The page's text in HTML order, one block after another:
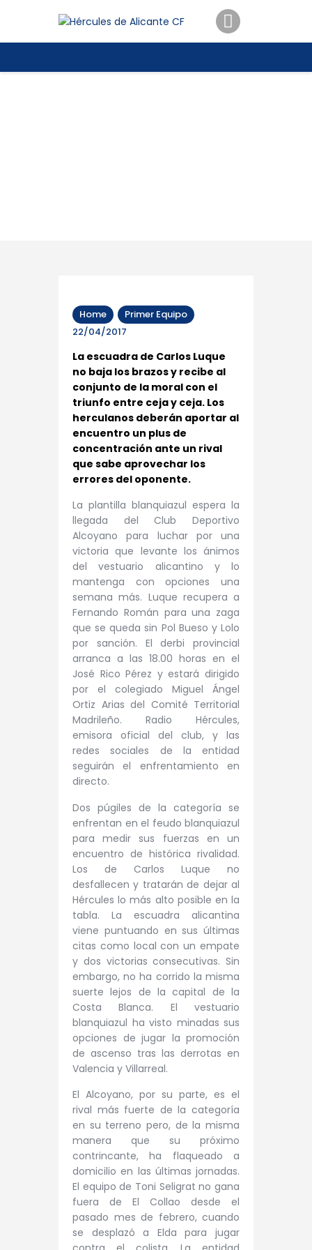
ENTRADAS
TIENDA
Home
Primer Equipo
22/04/2017
La escuadra de Carlos Luque
no baja los brazos y recibe al
conjunto de la moral con el
triunfo entre ceja y ceja. Los
herculanos deberán aportar al
encuentro un plus de
concentración ante un rival
que sabe aprovechar los
errores del oponente.
La plantilla blanquiazul espera la
llegada del Club Deportivo
Alcoyano para luchar por una
victoria que levante los ánimos
del vestuario alicantino y lo
mantenga con opciones una
semana más. Luque recupera a
Fernando Román para una zaga
que se queda sin Pol Bueso y Lolo
por sanción. El derbi provincial
arranca a las 18.00 horas en el
José Rico Pérez y estará dirigido
por el colegiado Miguel Ángel
Ortiz Arias del Comité Territorial
Madrileño. Radio Hércules,
emisora oficial del club, y las
redes sociales de la entidad
seguirán el enfrentamiento en
directo.
Dos púgiles de la categoría se
enfrentan en el feudo blanquiazul
para medir sus fuerzas en un
encuentro de histórica rivalidad.
Los de Carlos Luque no
desfallecen y tratarán de dejar al
Hércules lo más alto posible en la
tabla. La escuadra alicantina
viene puntuando en sus últimas
citas como local con un empate
y dos victorias consecutivas. Sin
embargo, no ha corrido la misma
suerte lejos de la capital de la
Costa Blanca. El vestuario
blanquiazul ha visto minadas sus
opciones de jugar la promoción
de ascenso tras las derrotas en
Valencia y Villarreal.
El Alcoyano, por su parte, es el
rival más fuerte de la categoría
en su terreno pero, de la misma
manera que su próximo
contrincante, ha flaqueado a
domicilio en las últimas jornadas.
El equipo de Toni Seligrat no gana
fuera de El Collao desde el
pasado mes de febrero, cuando
se desplazó a Elda para jugar